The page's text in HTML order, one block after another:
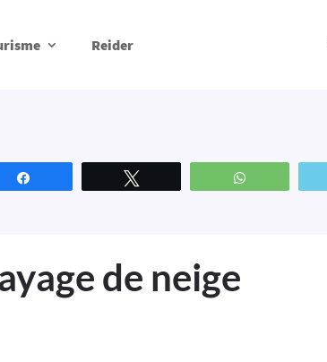
Reider
de neige